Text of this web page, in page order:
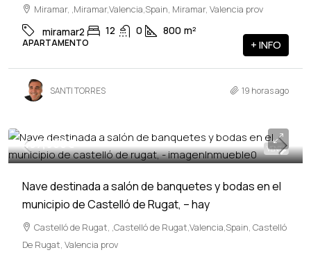
Miramar, ,Miramar,Valencia,Spain, Miramar, Valencia prov
miramar2 12 0 800 m²
APARTAMENTO + INFO
SANTI TORRES 19 horas ago
VENTA
497,900€
Nave destinada a salón de banquetes y bodas en el
municipio de Castelló de Rugat, – hay
Castelló de Rugat, ,Castelló de Rugat,Valencia,Spain, Castelló
De Rugat, Valencia prov